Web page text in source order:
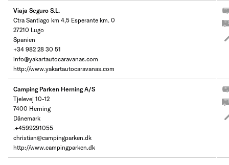
Viaja Seguro S.L.
Ctra Santiago km 4,5 Esperante km. 0
27210 Lugo
Spanien
+34 982 28 30 51
info@yakartautocaravanas.com
http://www.yakartautocaravanas.com
Camping Parken Herning A/S
Tjelevej 10-12
7400 Herning
Dänemark
.+4599291055
christian@campingparken.dk
http://www.campingparken.dk